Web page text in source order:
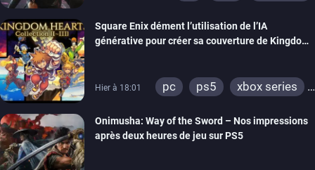
Square Enix dément l’utilisation de l’IA
générative pour créer sa couverture de Kingdom
Hier à 18:01 pc ps5
xbox series
Onimusha: Way of the Sword – Nos impressions
après deux heures de jeu sur PS5